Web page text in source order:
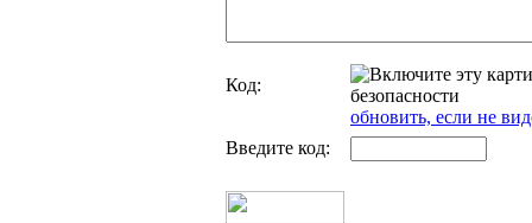
Код:
обновить, если не
Введите код: